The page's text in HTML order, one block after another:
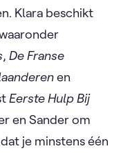
Klara beschikt
, De Franse
en
Eerste Hulp Bij
en Sander om
je minstens één